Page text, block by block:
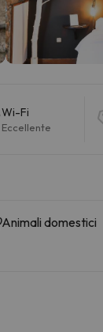
Wi-Fi
Eccellente
Animali domestici